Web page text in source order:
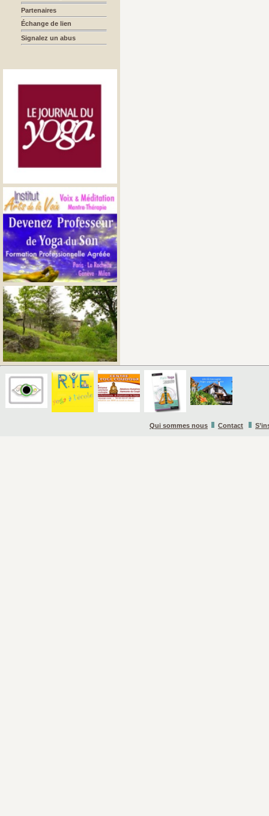
Partenaires
Échange de lien
Signalez un abus
Qui sommes nous Contact